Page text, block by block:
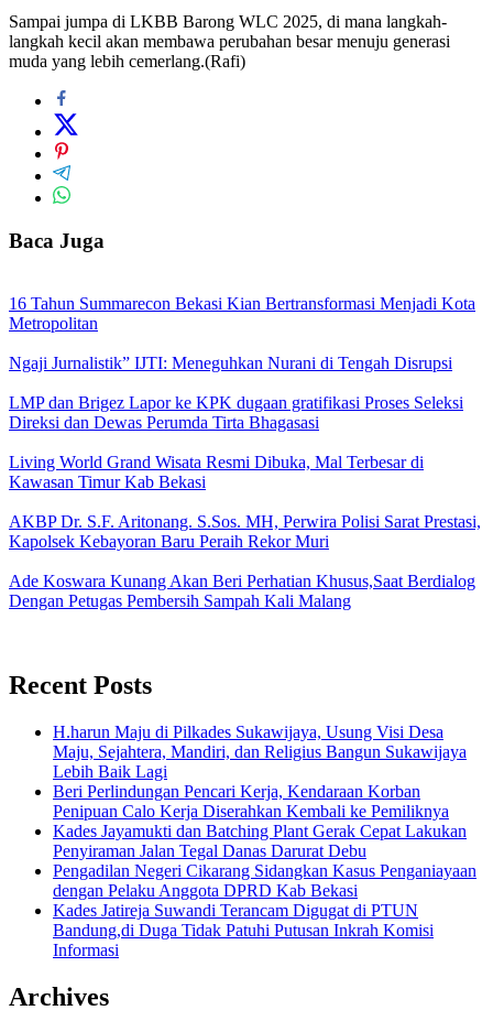
Sampai jumpa di LKBB Barong WLC 2025, di mana langkah-
langkah kecil akan membawa perubahan besar menuju generasi
muda yang lebih cemerlang.(Rafi)
Baca Juga
16 Tahun Summarecon Bekasi Kian Bertransformasi Menjadi Kota
Metropolitan
Ngaji Jurnalistik” IJTI: Meneguhkan Nurani di Tengah Disrupsi
LMP dan Brigez Lapor ke KPK dugaan gratifikasi Proses Seleksi
Direksi dan Dewas Perumda Tirta Bhagasasi
Living World Grand Wisata Resmi Dibuka, Mal Terbesar di
Kawasan Timur Kab Bekasi
AKBP Dr. S.F. Aritonang. S.Sos. MH, Perwira Polisi Sarat Prestasi,
Kapolsek Kebayoran Baru Peraih Rekor Muri
Ade Koswara Kunang Akan Beri Perhatian Khusus,Saat Berdialog
Dengan Petugas Pembersih Sampah Kali Malang
Recent Posts
H.harun Maju di Pilkades Sukawijaya, Usung Visi Desa
Maju, Sejahtera, Mandiri, dan Religius Bangun Sukawijaya
Lebih Baik Lagi
Beri Perlindungan Pencari Kerja, Kendaraan Korban
Penipuan Calo Kerja Diserahkan Kembali ke Pemiliknya
Kades Jayamukti dan Batching Plant Gerak Cepat Lakukan
Penyiraman Jalan Tegal Danas Darurat Debu
Pengadilan Negeri Cikarang Sidangkan Kasus Penganiayaan
dengan Pelaku Anggota DPRD Kab Bekasi
Kades Jatireja Suwandi Terancam Digugat di PTUN
Bandung,di Duga Tidak Patuhi Putusan Inkrah Komisi
Informasi
Archives